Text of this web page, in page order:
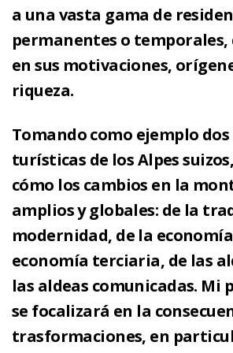
a una vasta gama de
permanentes o
en sus motivaciones,
riqueza.
Tomando como ejemplo
turísticas de los Alpes
cómo los cambios en la
amplios y globales: de la
modernidad, de la
economía terciaria, de las
las aldeas comunicadas. Mi
se focalizará en la
trasformaciones, en